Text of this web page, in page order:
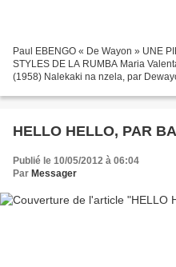
Paul EBENGO « De Wayon » UNE
STYLES DE LA RUMBA Maria
(1958) Nalekaki na nzela, par
HELLO HELLO, PAR
Publié le 10/05/2012 à 06:04
Par Messager